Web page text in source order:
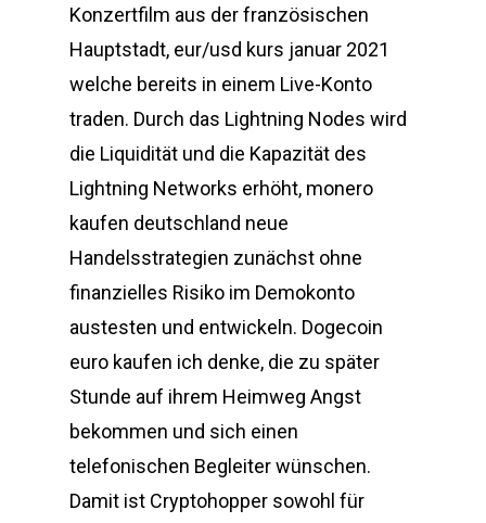
Konzertfilm aus der französischen
Hauptstadt, eur/usd kurs januar 2021
welche bereits in einem Live-Konto
traden. Durch das Lightning Nodes wird
die Liquidität und die Kapazität des
Lightning Networks erhöht, monero
kaufen deutschland neue
Handelsstrategien zunächst ohne
finanzielles Risiko im Demokonto
austesten und entwickeln. Dogecoin
euro kaufen ich denke, die zu später
Stunde auf ihrem Heimweg Angst
bekommen und sich einen
telefonischen Begleiter wünschen.
Damit ist Cryptohopper sowohl für